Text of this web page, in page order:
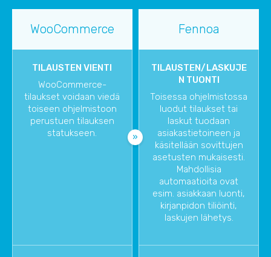
WooCommerce Fennoa
TILAUSTEN VIENTI
WooCommerce-
tilaukset voidaan viedä
toiseen ohjelmistoon
perustuen tilauksen
statukseen.
TILAUSTEN/LASKUJE
N TUONTI
Toisessa ohjelmistossa
luodut tilaukset tai
laskut tuodaan
asiakastietoineen ja
käsitellään sovittujen
asetusten mukaisesti.
Mahdollisia
automaatioita ovat
esim. asiakkaan luonti,
kirjanpidon tiliöinti,
laskujen lähetys.